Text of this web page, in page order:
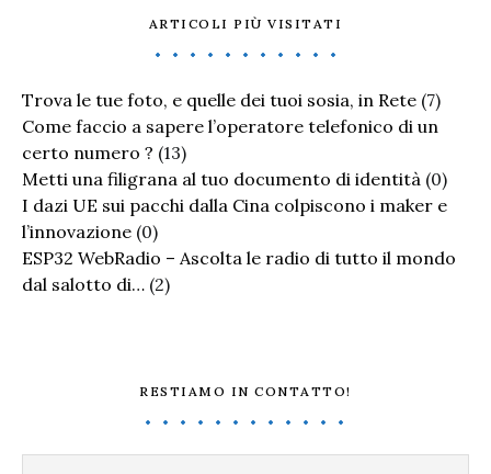
ARTICOLI PIÙ VISITATI
Trova le tue foto, e quelle dei tuoi sosia, in Rete (7)
Come faccio a sapere l’operatore telefonico di un
certo numero ? (13)
Metti una filigrana al tuo documento di identità (0)
I dazi UE sui pacchi dalla Cina colpiscono i maker e
l’innovazione (0)
ESP32 WebRadio – Ascolta le radio di tutto il mondo
dal salotto di… (2)
RESTIAMO IN CONTATTO!